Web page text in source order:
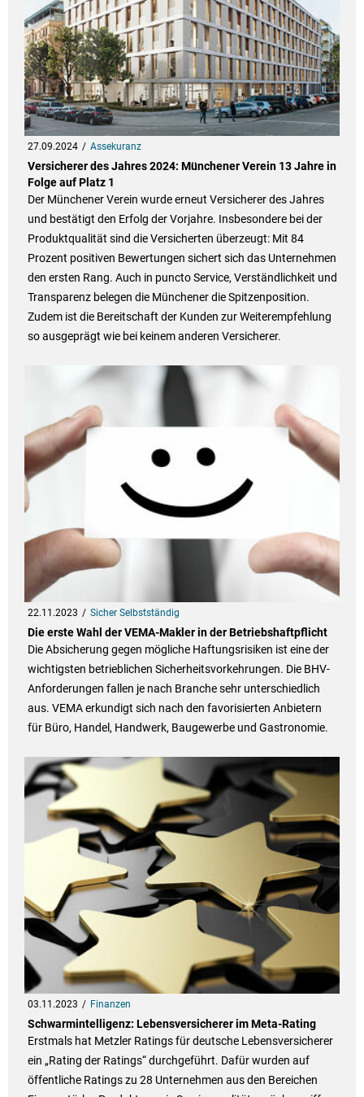
27.09.2024 Assekuranz
Versicherer des Jahres 2024: Münchener Verein 13 Jahre in
Folge auf Platz 1
Der Münchener Verein wurde erneut Versicherer des Jahres
und bestätigt den Erfolg der Vorjahre. Insbesondere bei der
Produktqualität sind die Versicherten überzeugt: Mit 84
Prozent positiven Bewertungen sichert sich das Unternehmen
den ersten Rang. Auch in puncto Service, Verständlichkeit und
Transparenz belegen die Münchener die Spitzenposition.
Zudem ist die Bereitschaft der Kunden zur Weiterempfehlung
so ausgeprägt wie bei keinem anderen Versicherer.
22.11.2023 Sicher Selbstständig
Die erste Wahl der VEMA-Makler in der Betriebshaftpflicht
Die Absicherung gegen mögliche Haftungsrisiken ist eine der
wichtigsten betrieblichen Sicherheitsvorkehrungen. Die BHV-
Anforderungen fallen je nach Branche sehr unterschiedlich
aus. VEMA erkundigt sich nach den favorisierten Anbietern
für Büro, Handel, Handwerk, Baugewerbe und Gastronomie.
03.11.2023 Finanzen
Schwarmintelligenz: Lebensversicherer im Meta-Rating
Erstmals hat Metzler Ratings für deutsche Lebensversicherer
ein „Rating der Ratings“ durchgeführt. Dafür wurden auf
öffentliche Ratings zu 28 Unternehmen aus den Bereichen